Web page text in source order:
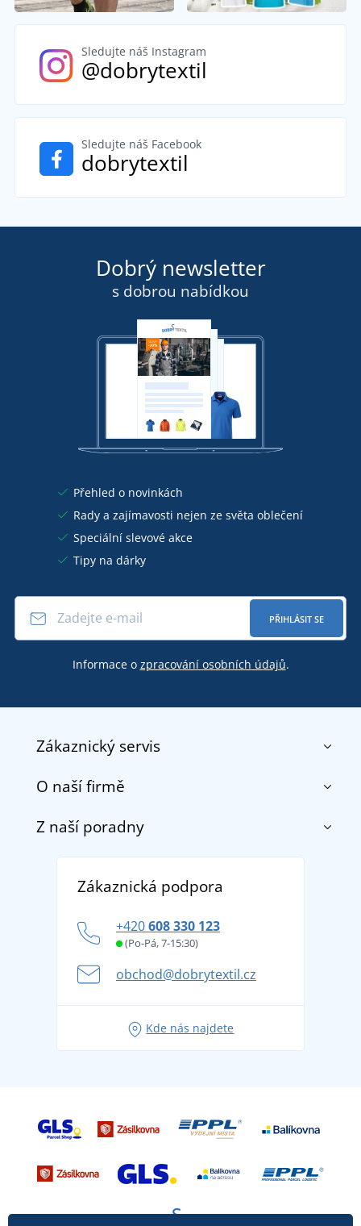
Sledujte náš Instagram
@dobrytextil
Sledujte náš Facebook
dobrytextil
Dobrý newsletter
s dobrou nabídkou
Přehled o novinkách
Rady a zajímavosti nejen ze světa oblečení
Speciální slevové akce
Tipy na dárky
PŘIHLÁSIT SE
Informace o zpracování osobních údajů.
Zákaznický servis
Kontakt
Doprava a platba
Vrácení zboží a reklamace
Potisk a výšivka
Věrnostní program BONTIS +
O naší firmě
O nás
DobrýTextil pro firmy a organizace
Z naší poradny
tradicí od roku 1976
Letní dobrodružství začíná balením aneb připravte
se na dovolenou bez starostí
Tipy na svěží outfity pro pohodové léto
Zákaznická podpora
+420608 330 123
(Po-Pá, 7-15:30)
obchod@dobrytextil.cz
Kde nás najdete